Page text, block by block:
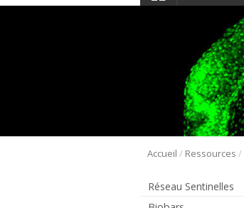
Accueil / Ressources /
Réseau Sentinelles